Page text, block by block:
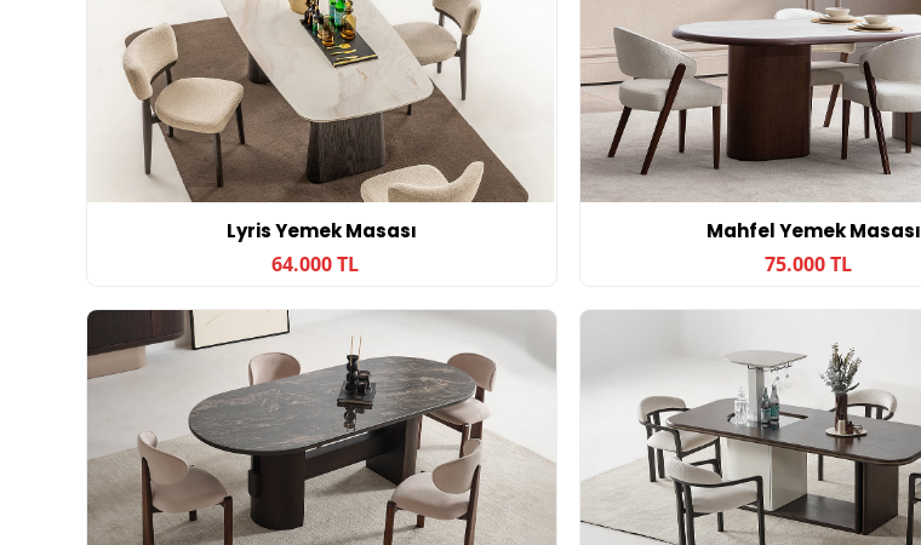
Lyris Yemek Masası
64.000 TL
Mahfel Yemek Masası
75.000 TL